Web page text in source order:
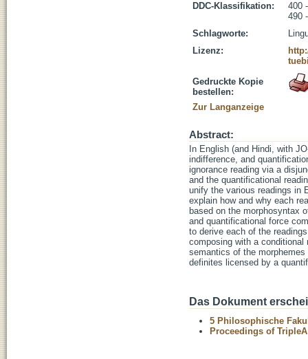
DDC-Klassifikation:
400
490
Schlagworte:
Lizenz:
Gedruckte Kopie
bestellen:
Zur Langanzeige
Abstract:
In English (and Hindi, with
indifference, and
ignorance reading via a
and the quantificational
unify the various readings in
explain how and why each
based on the morphosyntax
and quantificational force
to derive each of the
composing with a
semantics of the
definites licensed by a
Das Dokument
5 Philosophische
Proceedings of